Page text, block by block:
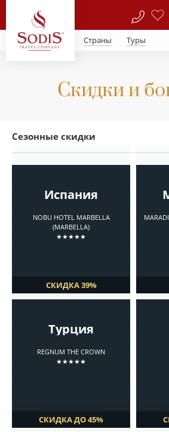
Страны Туры
Скидки и
Сезонные скидки
Испания
NOBU HOTEL MARBELLA
(MARBELLA)
★★★★★
СКИДКА 39%
Турция
REGNUM THE CROWN
★★★★★
СКИДКА ДО 45%